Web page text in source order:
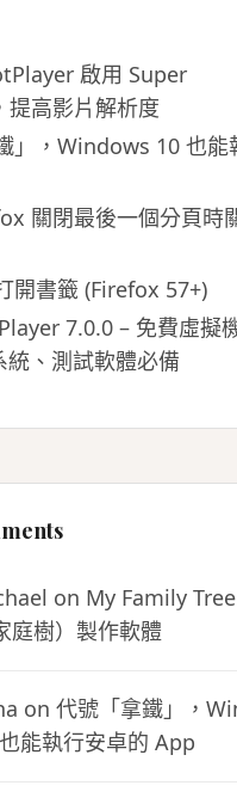
啟用 Super
高影片解析度
」，Windows 10 也能
關閉最後一個分頁時
開書籤 (Firefox 57+)
7.0.0 – 免費虛擬
統、測試軟體必備
on My Family
庭樹）製作軟體
on 代號「拿鐵」，
能執行安卓的 App